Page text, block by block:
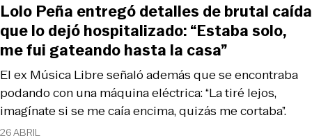
26 ABRIL
El ex Música Libre señaló además que se encontraba
podando con una máquina eléctrica: “La tiré lejos,
imagínate si se me caía encima, quizás me cortaba”.
Lolo Peña entregó detalles de brutal caída
que lo dejó hospitalizado: “Estaba solo,
me fui gateando hasta la casa”